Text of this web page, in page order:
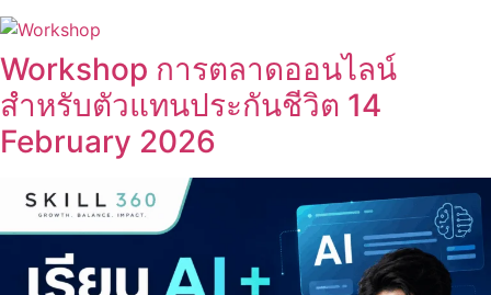
Workshop การตลาดออนไลน์
สำหรับตัวแทนประกันชีวิต 14
February 2026